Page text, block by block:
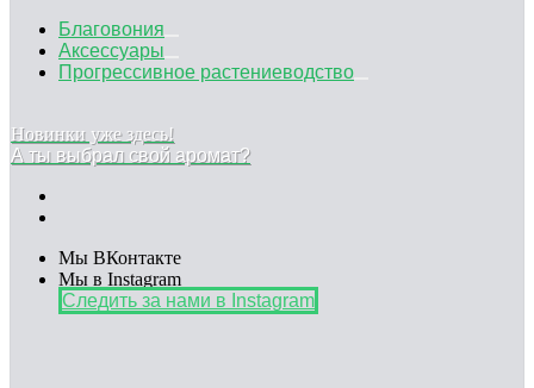
Благовония
Аксессуары
Прогрессивное растениеводство
Новинки уже здесь!
А ты выбрал свой аромат?
Мы ВКонтакте
Мы в Instagram
Следить за нами в Instagram